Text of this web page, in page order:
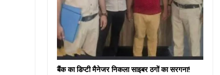
बैंक का डिप्टी मैनेजर निकला साइबर ठगों का सरगना!